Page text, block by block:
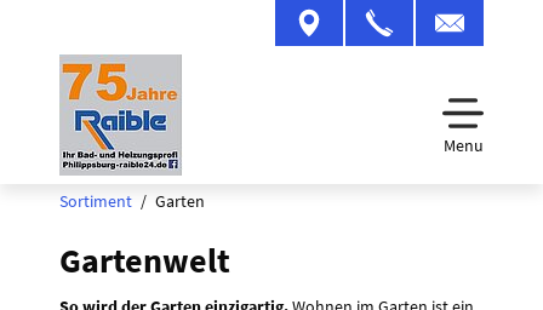
Menu
Sortiment Garten
Gartenwelt